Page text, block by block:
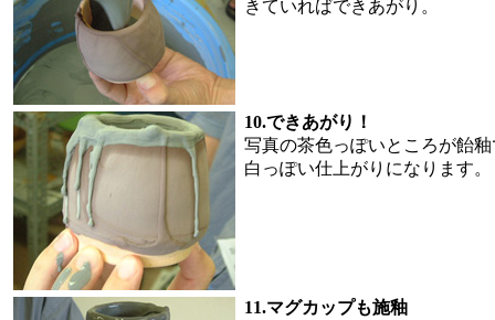
きていればできあがり。
10.できあがり！
写真の茶色っぽいところが飴
白っぽい仕上がりになります
11.マグカップも施釉